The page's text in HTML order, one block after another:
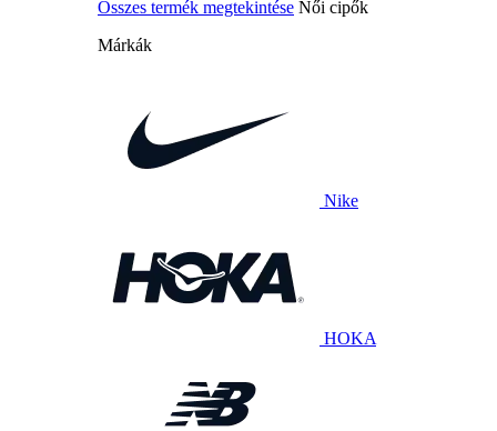
Összes termék megtekintése Női cipők
Márkák
Nike
HOKA